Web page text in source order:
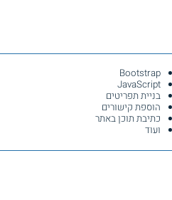
Bootstrap
JavaScript
בניית תפריטים
הוספת קישורים
כתיבת תוכן באתר
ועוד